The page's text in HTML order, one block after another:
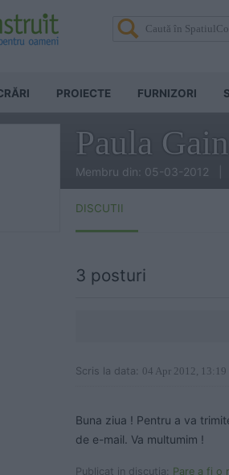
PROIECTE FURNIZORI
Paula
Membru din: 05-03-2012 |
DISCUTII
3 posturi
Scris la data: 04 Apr 2012, 13:19
Buna ziua ! Pentru a va
de e-mail. Va multumim !
Publicat in discuţia: Pare a fi o